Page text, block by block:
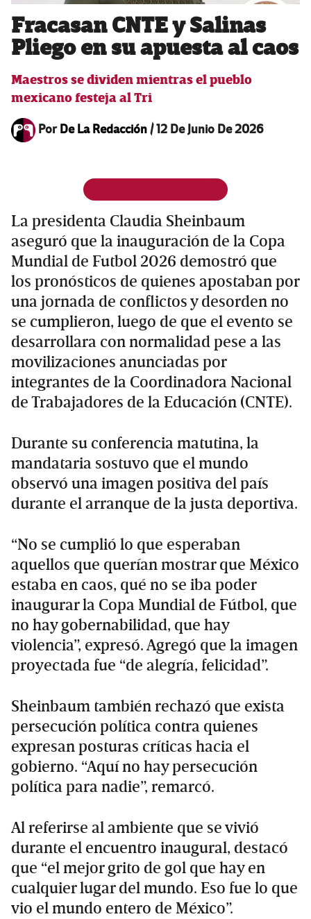
Fracasan CNTE y Salinas
Pliego en su apuesta al caos
Maestros se dividen mientras el pueblo
mexicano festeja al Tri
PorDe La Redacción/12 De Junio De 2026
La presidenta Claudia Sheinbaum
aseguró que la inauguración de la Copa
Mundial de Futbol 2026 demostró que
los pronósticos de quienes apostaban por
una jornada de conflictos y desorden no
se cumplieron, luego de que el evento se
desarrollara con normalidad pese a las
movilizaciones anunciadas por
integrantes de la Coordinadora Nacional
de Trabajadores de la Educación (CNTE).
Durante su conferencia matutina, la
mandataria sostuvo que el mundo
observó una imagen positiva del país
durante el arranque de la justa deportiva.
“No se cumplió lo que esperaban
aquellos que querían mostrar que México
estaba en caos, qué no se iba poder
inaugurar la Copa Mundial de Fútbol, que
no hay gobernabilidad, que hay
violencia”, expresó. Agregó que la imagen
proyectada fue “de alegría, felicidad”.
Sheinbaum también rechazó que exista
persecución política contra quienes
expresan posturas críticas hacia el
gobierno. “Aquí no hay persecución
política para nadie”, remarcó.
Al referirse al ambiente que se vivió
durante el encuentro inaugural, destacó
que “el mejor grito de gol que hay en
cualquier lugar del mundo. Eso fue lo que
vio el mundo entero de México”.